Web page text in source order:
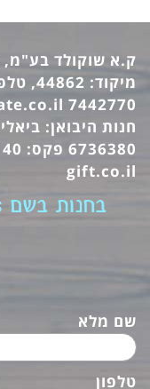
7442770
6736380 פקס: 03-6733140
gift.co.il
בחנות בשם goodies ביאליק רמת גן
שם מלא
טלפון